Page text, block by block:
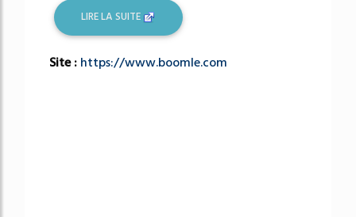
LIRE LA SUITE
Site : https://www.boomle.com